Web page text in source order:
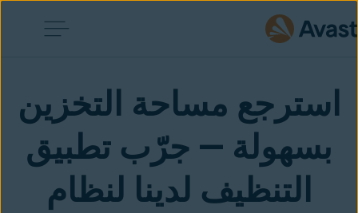
استرجع مساحة التخزين
بسهولة — جرّب تطبيق
التنظيف لدينا لنظام